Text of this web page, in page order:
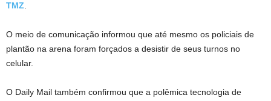
TMZ
O meio de comunicação informou que até mesmo os policiais de
plantão na arena foram forçados a desistir de seus turnos no
celular.
O Daily Mail também confirmou que a polêmica tecnologia de